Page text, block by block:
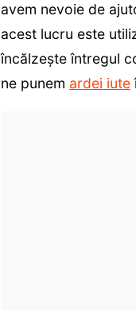
avem nevoie de
acest lucru este
încălzește întregul
ne punem ardei iute